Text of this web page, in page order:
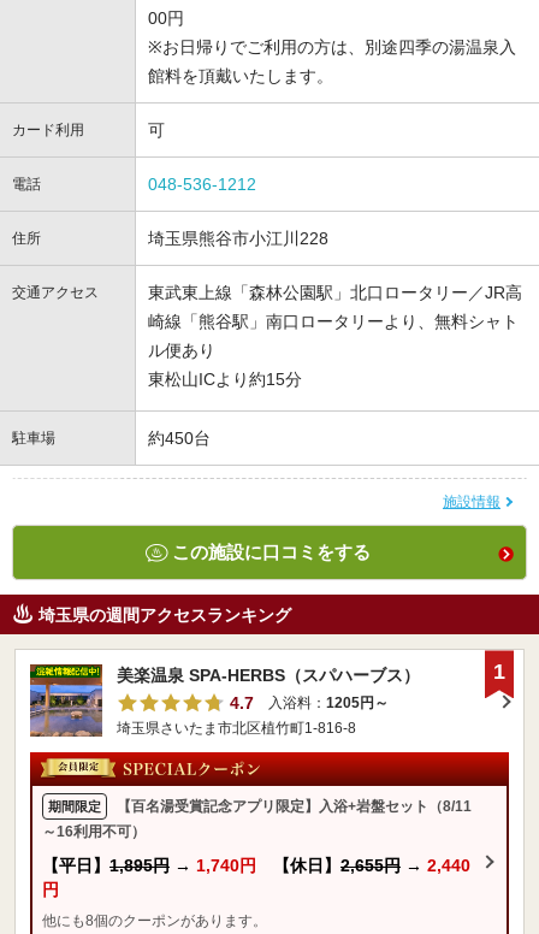
00円
※お日帰りでご利用の方は、別途四季の湯温泉入
館料を頂戴いたします。
カード利用 可
電話 048-536-1212
住所 埼玉県熊谷市小江川228
交通アクセス
東武東上線「森林公園駅」北口ロータリー／JR高
崎線「熊谷駅」南口ロータリーより、無料シャト
ル便あり
東松山ICより約15分
駐車場 約450台
施設情報
この施設に口コミをする
埼玉県の週間アクセスランキング
美楽温泉 SPA-HERBS（スパハーブス）
4.7
入浴料： 1205円～
埼玉県さいたま市北区植竹町1-816-8
期間限定
【百名湯受賞記念アプリ限定】入浴+岩盤セット（8/11
～16利用不可）
【平日】 1,895円 → 1,740円 【休日】 2,655円 → 2,440
円
他にも8個のクーポンがあります。
1